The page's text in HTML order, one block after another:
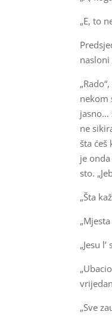
„E, to
nekom
jasno…
ne
šta
je
sto.
„Šta
„Jesu
„Sve